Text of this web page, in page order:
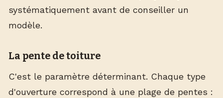
systématiquement avant de conseiller un
modèle.
La pente de toiture
C'est le paramètre déterminant. Chaque type
d'ouverture correspond à une plage de pentes :